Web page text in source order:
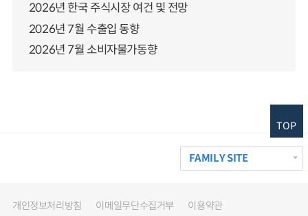
2026년 한국 주식시장 여건 및 전망
2026년 7월 수출입 동향
2026년 7월 소비자물가동향
FAMILY SITE
개인정보처리방침 이메일무단수집거부 이용약관
TOP